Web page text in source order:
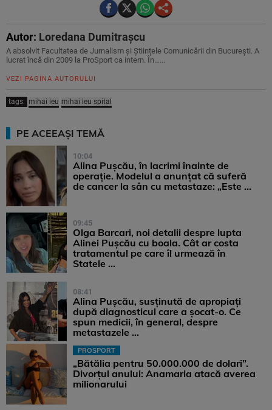
Autor: Loredana Dumitrașcu
A absolvit Facultatea de Jurnalism și Științele Comunicării din București. A
lucrat încă din 2009 la ProSport ca intern. În…...
VEZI PAGINA AUTORULUI
tags: mihai leu mihai leu spital
PE ACEEAȘI TEMĂ
10:04
Alina Pușcău, în lacrimi înainte de
operație. Modelul a anunțat că suferă
de cancer la sân cu metastaze: „Este ...
09:45
Olga Barcari, noi detalii despre lupta
Alinei Pușcău cu boala. Cât ar costa
tratamentul pe care îl urmează în
Statele ...
08:41
Alina Pușcău, susținută de apropiați
după diagnosticul care a șocat-o. Ce
spun medicii, în general, despre
metastazele ...
PROSPORT
„Bătălia pentru 50.000.000 de dolari”.
Divorțul anului: Anamaria atacă averea
milionarului